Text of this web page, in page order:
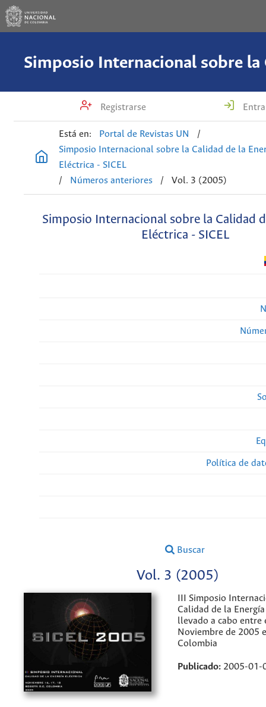
Registrarse
Está en: Portal de Revistas UN
/
Simposio Internacional sobre la Calidad de la
Eléctrica - SICEL
/
Números anteriores / Vol. 3 (2005)
Simposio Internacional sobre la Calidad
Eléctrica - SICEL
Política de
Buscar
Vol. 3 (2005)
III Simposio
Calidad de la
llevado a cabo entre
Noviembre de 2005
Colombia
Publicado: 2005-01-